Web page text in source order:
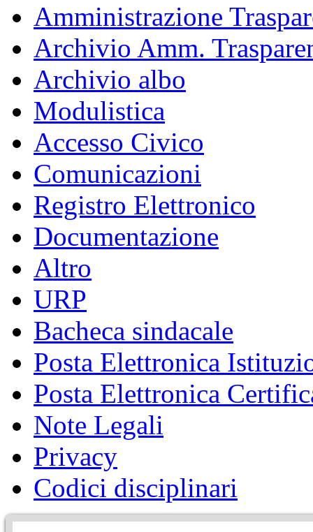
Amministrazione
Archivio Amm.
Archivio albo
Modulistica
Accesso Civico
Comunicazioni
Registro Elettronico
Documentazione
Altro
URP
Bacheca sindacale
Posta Elettronica
Posta Elettronica
Note Legali
Privacy
Codici disciplinari